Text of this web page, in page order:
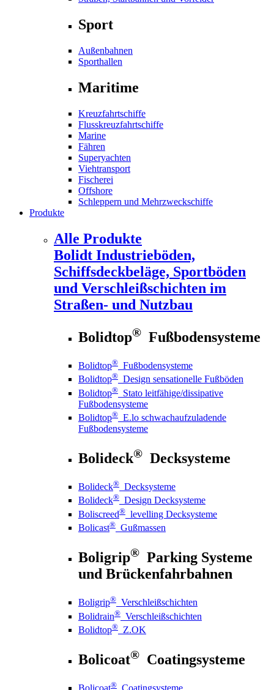
Sport
Außenbahnen
Sporthallen
Maritime
Kreuzfahrtschiffe
Flusskreuzfahrtschiffe
Marine
Fähren
Superyachten
Viehtransport
Fischerei
Offshore
Schleppern und Mehrzweckschiffe
Produkte
Alle Produkte
Bolidt Industrieböden,
Schiffsdeckbeläge, Sportböden
und Verschleißschichten im
Straßen- und Nutzbau
Bolidtop® Fußbodensysteme
Bolidtop® Fußbodensysteme
Bolidtop® Design sensationelle Fußböden
Bolidtop® Stato leitfähige/dissipative
Fußbodensysteme
Bolidtop® E.lo schwachaufzuladende
Fußbodensysteme
Bolideck® Decksysteme
Bolideck® Decksysteme
Bolideck® Design Decksysteme
Boliscreed® levelling Decksysteme
Bolicast® Gußmassen
Boligrip® Parking Systeme
und Brückenfahrbahnen
Boligrip® Verschleißschichten
Bolidrain® Verschleißschichten
Bolidtop® Z.OK
Bolicoat® Coatingsysteme
Bolicoat® Coatingsysteme